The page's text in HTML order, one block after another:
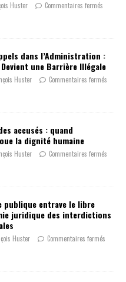
Huster Commentaires fermés
dans l’Administration :
une Barrière Illégale
Huster Commentaires fermés
accusés : quand
la dignité humaine
Huster Commentaires fermés
publique entrave le libre
juridique des interdictions
Huster Commentaires fermés